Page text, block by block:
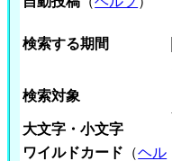
検索する期間
検索対象
大文字・小文字
ワイルドカード （ヘル